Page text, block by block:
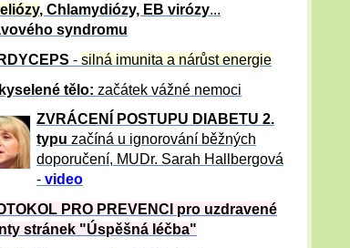
, Chlamydiózy, EB virózy...
syndromu
- silná imunita a nárůst energie
tělo: začátek vážné nemoci
ZVRÁCE NÍ POSTUPU DIABETU 2.
typu začíná u ignorování běžných
doporučení, MUDr. Sarah Hallbergová
- video
PRO PREVENCI pro uzdravené
stránek "Úspěšná léčba"